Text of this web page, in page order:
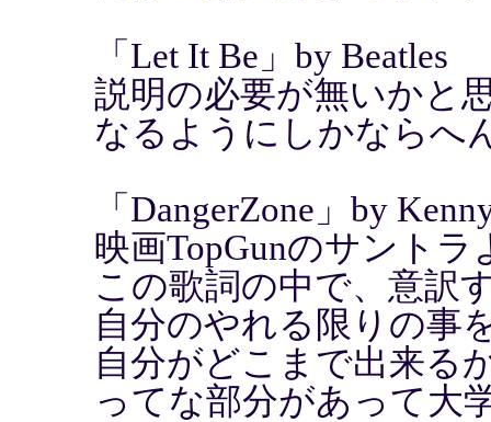
「Let It Be」by Beatles
説明の必要が無いかと
なるようにしかならへ
「DangerZone」by
映画TopGunのサントラ
この歌詞の中で、意訳
自分のやれる限りの事
自分がどこまで出来る
ってな部分があって大